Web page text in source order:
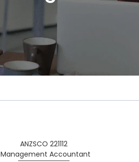
ANZSCO 221112
Management Accountant